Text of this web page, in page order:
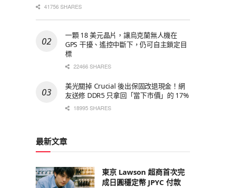
41756 SHARES
一顆 18 美元晶片，讓烏克蘭無人機在
GPS 干擾、遙控中斷下，仍可自主鎖定目
標
22466 SHARES
美光關掉 Crucial 後出保固改退現金！網
友送修 DDR5 只拿回「當下市價」的 17%
18995 SHARES
最新文章
東京 Lawson 超商首次完
成日圓穩定幣 JPYC 付款